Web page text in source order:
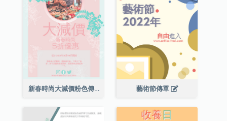
新春時尚大減價粉色傳單 藝術節傳單